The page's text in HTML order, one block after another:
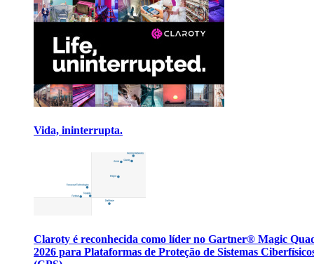
Vida, ininterrupta.
Claroty é reconhecida como líder no Gartner® Magic
2026 para Plataformas de Proteção de Sistemas